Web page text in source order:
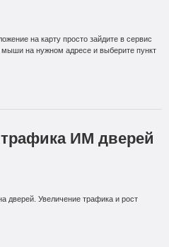
на карту просто зайдите в сервис
мыши на нужном адресе и выберите пункт
ИМ дверей
дверей. Увеличение трафика и рост